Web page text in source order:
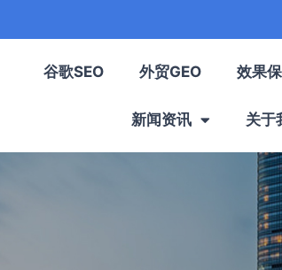
谷歌SEO 外贸GEO 效果
新闻资讯 关于